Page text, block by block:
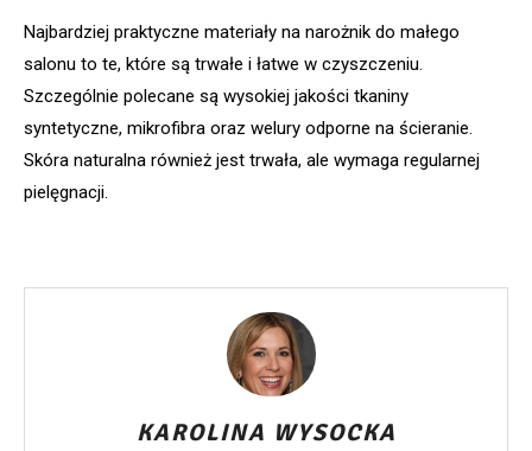
Najbardziej praktyczne materiały na narożnik do małego
salonu to te, które są trwałe i łatwe w czyszczeniu.
Szczególnie polecane są wysokiej jakości tkaniny
syntetyczne, mikrofibra oraz welury odporne na ścieranie.
Skóra naturalna również jest trwała, ale wymaga regularnej
pielęgnacji.
KAROLINA WYSOCKA